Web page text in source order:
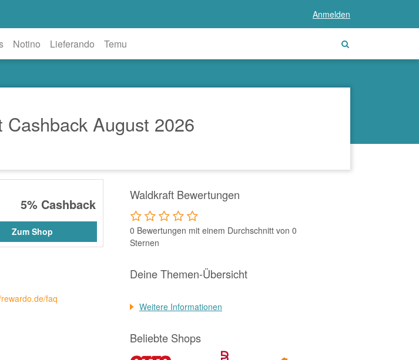
Anmelden
Notino Lieferando Temu
Cashback August 2026
5% Cashback
Zum Shop
faq
Waldkraft Bewertungen
0 Bewertungen mit einem Durchschnitt von 0
Sternen
Deine Themen-Übersicht
Weitere Informationen
Beliebte Shops